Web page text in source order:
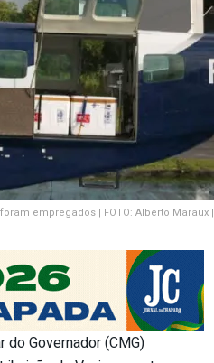
empregados | FOTO: Alberto Maraux |
do Governador (CMG)